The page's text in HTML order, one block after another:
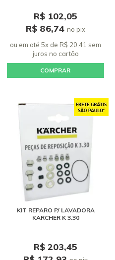
R$ 102,05
R$ 86,74 no pix
ou em até 5x de R$ 20,41 sem
juros no cartão
COMPRAR
KIT REPARO P/ LAVADORA
KARCHER K 3.30
R$ 203,45